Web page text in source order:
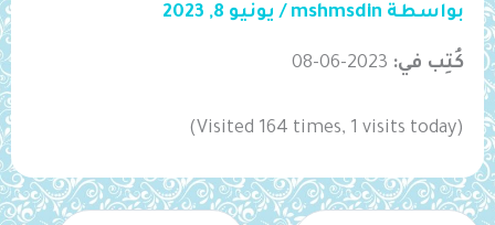
بواسطة mshmsdin
/ يونيو 8, 2023
كُتِب في: 2023-06-08
(Visited 164 times, 1 visits today)